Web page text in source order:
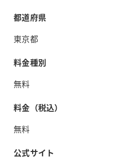
都道府県
東京都
料金種別
無料
料金（税込）
無料
公式サイト